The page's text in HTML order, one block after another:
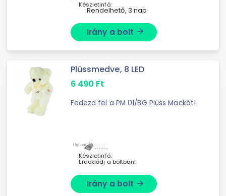
Készletinfó:
Rendelhető, 3 nap
Irány a bolt arrow_forward
Plüssmedve, 8 LED
6 490 Ft
Fedezd fel a PM 01/BG Plüss Mackót!
Készletinfó:
Érdeklődj a boltban!
Irány a bolt arrow_forward